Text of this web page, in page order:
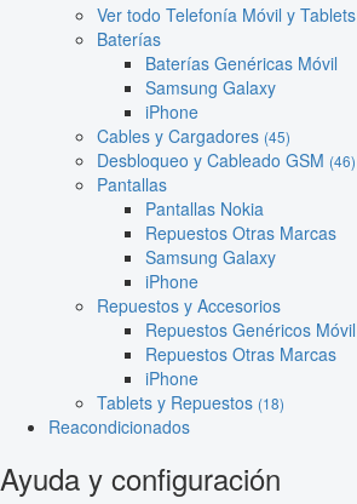
Ver todo Telefonía Móvil y Tablets
Baterías
Baterías Genéricas Móvil
Samsung Galaxy
iPhone
Cables y Cargadores (45)
Desbloqueo y Cableado GSM (46)
Pantallas
Pantallas Nokia
Repuestos Otras Marcas
Samsung Galaxy
iPhone
Repuestos y Accesorios
Repuestos Genéricos Móvil
Repuestos Otras Marcas
iPhone
Tablets y Repuestos (18)
Reacondicionados
Ayuda y configuración